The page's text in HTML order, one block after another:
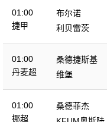
01:00
捷甲
布尔诺
利贝雷茨
01:00
丹麦超
桑德捷斯基
维堡
01:00
挪超
桑德菲杰